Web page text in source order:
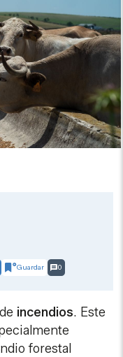
Guardar 0
incendios. Este
forestal